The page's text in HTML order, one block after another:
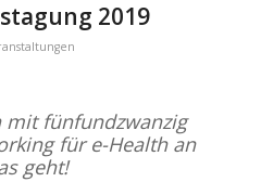
2019
fünfundzwanzig
für e-Health an
geht!